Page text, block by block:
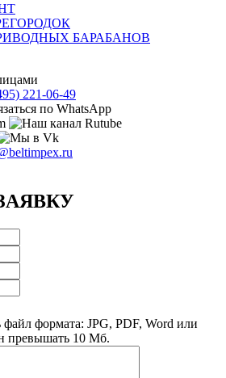
БАРАБАНОВ
221-06-49
формата: JPG, PDF, Word или
превышать 10 Мб.